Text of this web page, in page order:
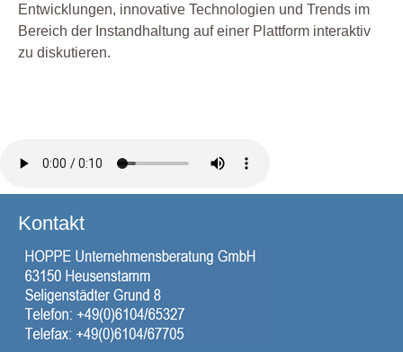
Entwicklungen, innovative Technologien und Trends im
Bereich der Instandhaltung auf einer Plattform interaktiv
zu diskutieren.
Kontakt